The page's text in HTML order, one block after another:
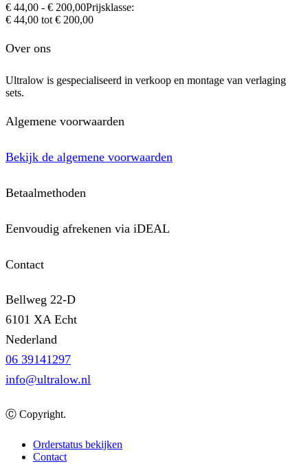
€ 44,00 - € 200,00Prijsklasse:
€ 44,00 tot € 200,00
Over ons
Ultralow is gespecialiseerd in verkoop en montage van verlaging
sets.
Algemene voorwaarden
Bekijk de algemene voorwaarden
Betaalmethoden
Eenvoudig afrekenen via iDEAL
Contact
Bellweg 22-D
6101 XA Echt
Nederland
06 39141297
info@ultralow.nl
Ⓒ Copyright.
Orderstatus bekijken
Contact